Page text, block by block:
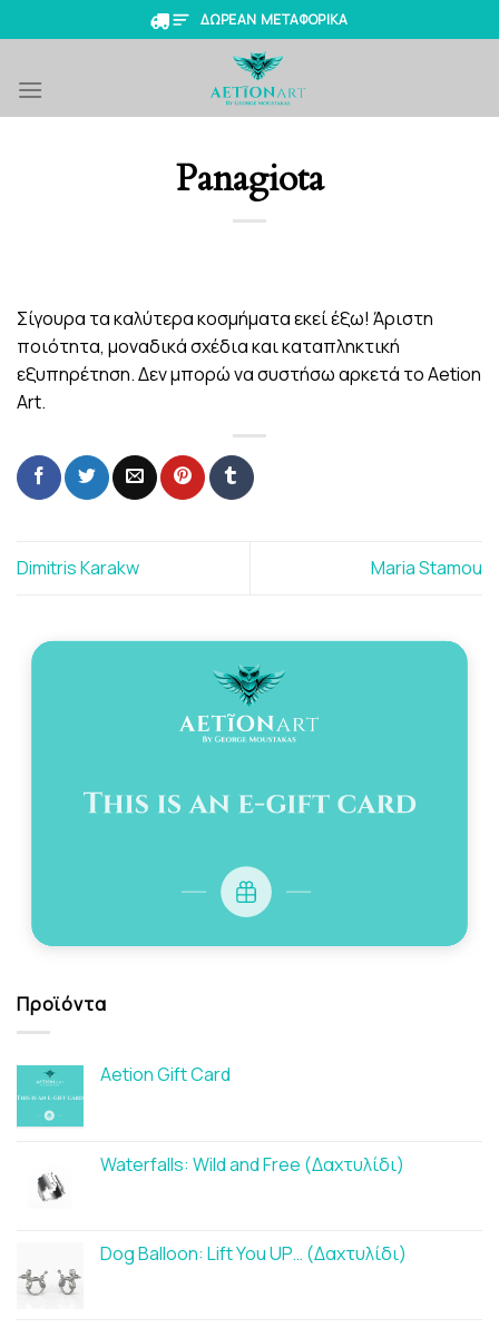
to
ΔΩΡΕΑΝ ΜΕΤΑΦΟΡΙΚΑ
Panagiota
Σίγουρα τα καλύτερα κοσμήματα εκεί έξω! Άριστη
ποιότητα, μοναδικά σχέδια και καταπληκτική
εξυπηρέτηση. Δεν μπορώ να συστήσω αρκετά το Aetion
Art.
Dimitris Karakw Maria Stamou
Προϊόντα
Aetion Gift Card
Waterfalls: Wild and Free (Δαχτυλίδι)
Dog Balloon: Lift You UP… (Δαχτυλίδι)